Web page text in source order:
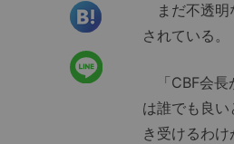
まだ不透明
されている。
「CBF会長
は誰でも良い
き受けるわけ